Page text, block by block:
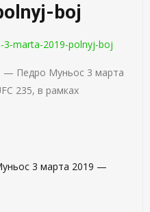
boj
— Педро Муньос 3 марта
235, в рамках
3 марта 2019 —